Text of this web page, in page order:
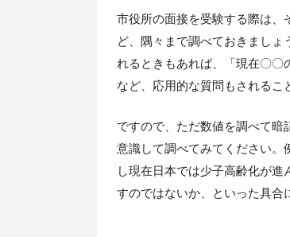
市役所の面接を受験する際は、
ど、隅々まで調べておきまし
れるときもあれば、「現在〇
など、応用的な質問もされるこ
ですので、ただ数値を調べて
意識して調べてみてください
し現在日本では少子高齢化が
すのではないか、といった具合